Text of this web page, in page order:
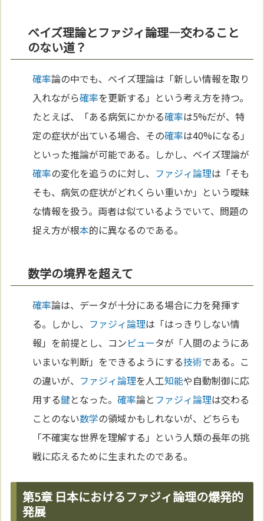
ベイズ理論とファジィ論理—交わること
のない道？
確率論の中でも、ベイズ理論は「新しい情報を取り
入れながら確率を更新する」という考え方を持つ。
たとえば、「ある病気にかかる確率は5%だが、特
定の症状が出ている場合、その確率は40%になる」
といった推論が可能である。しかし、ベイズ理論が
確率の変化を追うのに対し、 ファジィ論理は「そも
そも、病気の症状がどれくらい重いか」という曖昧
な情報を扱う。両者は似ているようでいて、問題の
捉え方が根本的に異なるのである。
数学の境界を超えて
確率論は、データが十分にある場合に力を発揮す
る。しかし、 ファジィ論理は「はっきりしない情
報」を前提とし、コンピュータが「人間のようにあ
いまいな判断」をできるようにする技術である。こ
の違いが、 ファジィ論理を人工知能や自動制御に応
用する鍵となった。確率論と ファジィ論理は交わる
ことのない数学の領域かもしれないが、どちらも
「不確実な世界を理解する」という人類の長年の挑
戦に応えるために生まれたのである。
第5章 日本におけるファジィ論理の爆発的
発展